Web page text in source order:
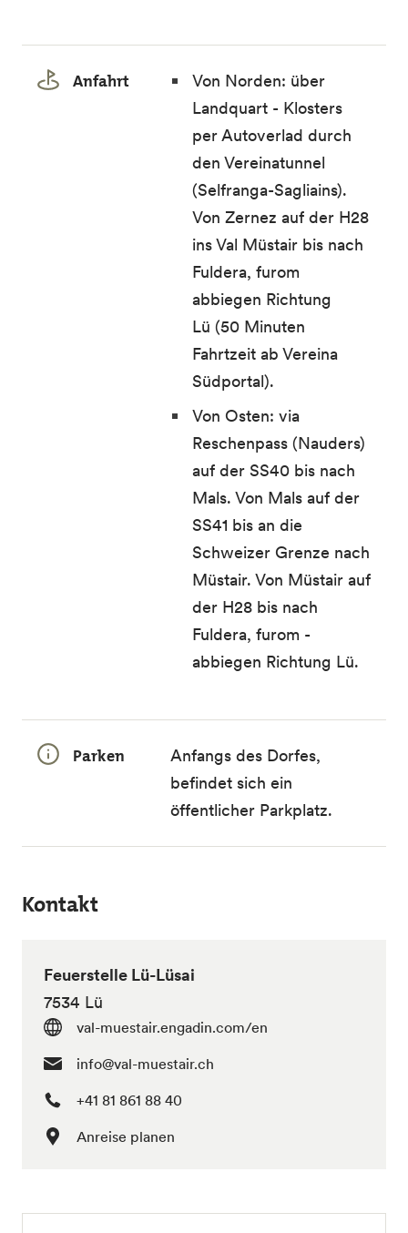
Anfahrt
Von Norden: über
Landquart - Klosters
per Autoverlad durch
den Vereinatunnel
(Selfranga-Sagliains).
Von Zernez auf der H28
ins Val Müstair bis nach
Fuldera, furom
abbiegen Richtung
Lü (50 Minuten
Fahrtzeit ab Vereina
Südportal).
Von Osten: via
Reschenpass (Nauders)
auf der SS40 bis nach
Mals. Von Mals auf der
SS41 bis an die
Schweizer Grenze nach
Müstair. Von Müstair auf
der H28 bis nach
Fuldera, furom -
abbiegen Richtung Lü.
Parken
Anfangs des Dorfes,
befindet sich ein
öffentlicher Parkplatz.
Kontakt
Feuerstelle Lü-Lüsai
7534 Lü
val-muestair.engadin.com/en
info@val-muestair.ch
+41 81 861 88 40
Anreise planen